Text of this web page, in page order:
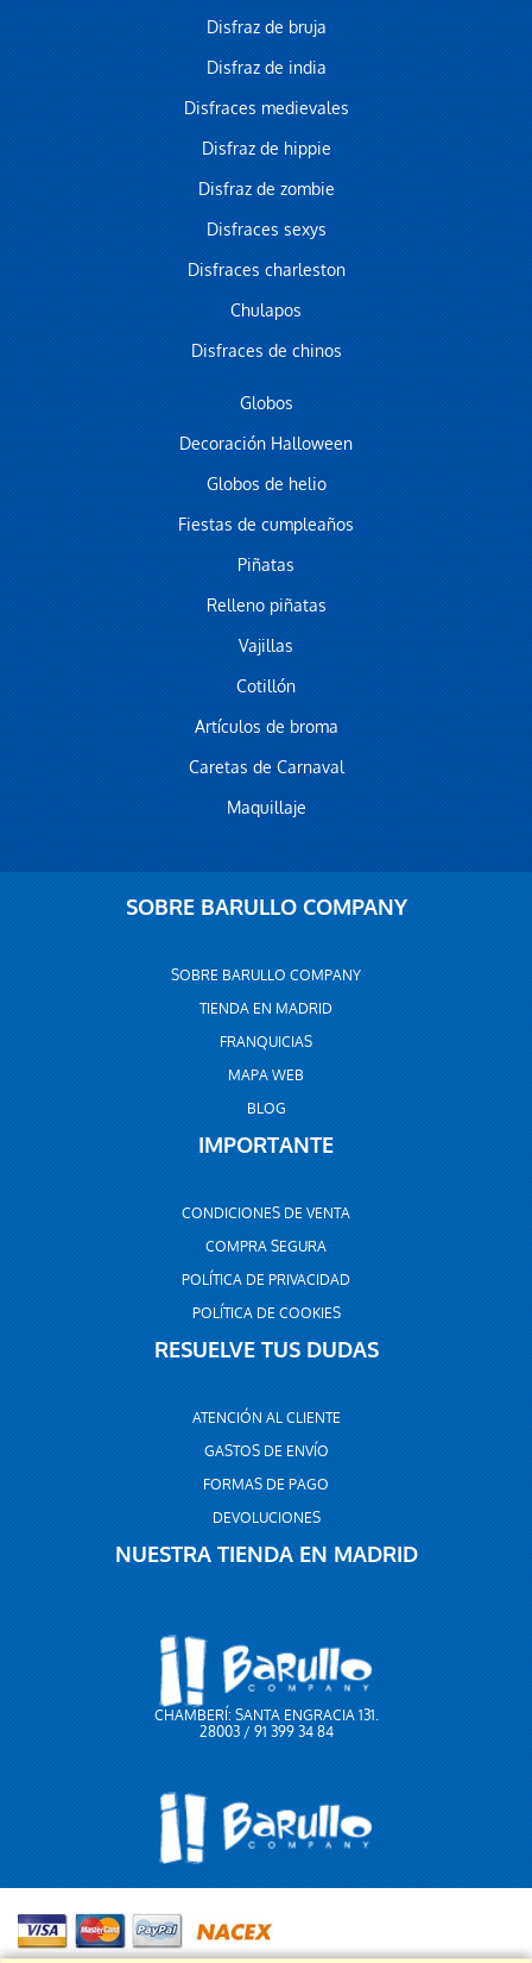
Disfraz de bruja
Disfraz de india
Disfraces medievales
Disfraz de hippie
Disfraz de zombie
Disfraces sexys
Disfraces charleston
Chulapos
Disfraces de chinos
Globos
Decoración Halloween
Globos de helio
Fiestas de cumpleaños
Piñatas
Relleno piñatas
Vajillas
Cotillón
Artículos de broma
Caretas de Carnaval
Maquillaje
SOBRE BARULLO COMPANY
SOBRE BARULLO COMPANY
TIENDA EN MADRID
FRANQUICIAS
MAPA WEB
BLOG
IMPORTANTE
CONDICIONES DE VENTA
COMPRA SEGURA
POLÍTICA DE PRIVACIDAD
POLÍTICA DE COOKIES
RESUELVE TUS DUDAS
ATENCIÓN AL CLIENTE
GASTOS DE ENVÍO
FORMAS DE PAGO
DEVOLUCIONES
NUESTRA TIENDA EN MADRID
CHAMBERÍ: SANTA ENGRACIA 131.
28003 / 91 399 34 84